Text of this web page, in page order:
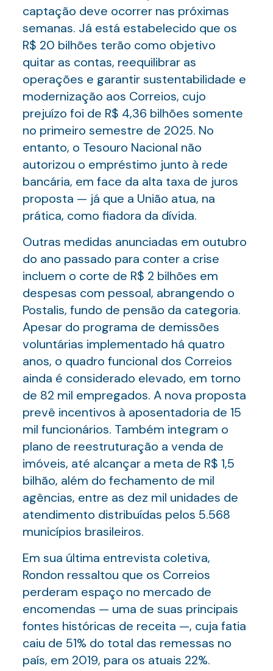
captação deve ocorrer nas próximas
semanas. Já está estabelecido que os
R$ 20 bilhões terão como objetivo
quitar as contas, reequilibrar as
operações e garantir sustentabilidade e
modernização aos Correios, cujo
prejuízo foi de R$ 4,36 bilhões somente
no primeiro semestre de 2025. No
entanto, o Tesouro Nacional não
autorizou o empréstimo junto à rede
bancária, em face da alta taxa de juros
proposta — já que a União atua, na
prática, como fiadora da dívida.
Outras medidas anunciadas em outubro
do ano passado para conter a crise
incluem o corte de R$ 2 bilhões em
despesas com pessoal, abrangendo o
Postalis, fundo de pensão da categoria.
Apesar do programa de demissões
voluntárias implementado há quatro
anos, o quadro funcional dos Correios
ainda é considerado elevado, em torno
de 82 mil empregados. A nova proposta
prevê incentivos à aposentadoria de 15
mil funcionários. Também integram o
plano de reestruturação a venda de
imóveis, até alcançar a meta de R$ 1,5
bilhão, além do fechamento de mil
agências, entre as dez mil unidades de
atendimento distribuídas pelos 5.568
municípios brasileiros.
Em sua última entrevista coletiva,
Rondon ressaltou que os Correios
perderam espaço no mercado de
encomendas — uma de suas principais
fontes históricas de receita —, cuja fatia
caiu de 51% do total das remessas no
país, em 2019, para os atuais 22%.